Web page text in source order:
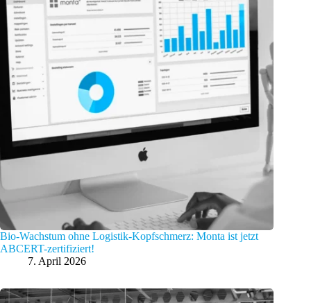
Bio-Wachstum ohne Logistik-Kopfschmerz: Monta ist jetzt
ABCERT-zertifiziert!
7. April 2026